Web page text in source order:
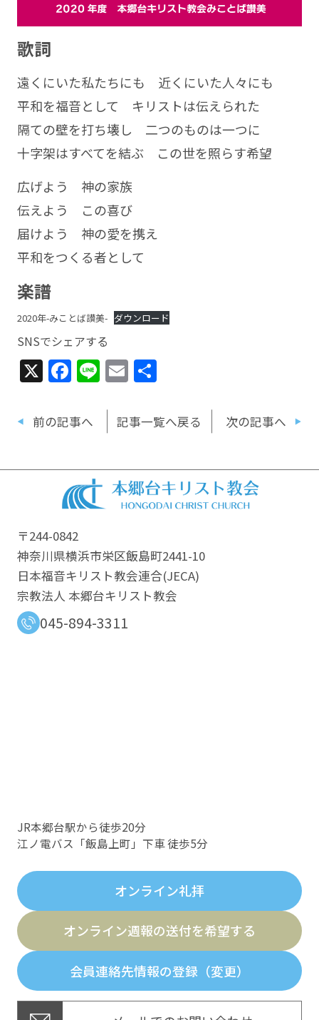
歌詞
遠くにいた私たちにも 近くにいた人々にも
平和を福音として キリストは伝えられた
隔ての壁を打ち壊し 二つのものは一つに
十字架はすべてを結ぶ この世を照らす希望
広げよう 神の家族
伝えよう この喜び
届けよう 神の愛を携え
平和をつくる者として
楽譜
2020年-みことば讃美- ダウンロード
SNSでシェアする
X Facebook
LineEmail
共
前の記事へ 記事一覧へ戻る 次の記事へ
〒244-0842
神奈川県横浜市栄区飯島町2441-10
日本福音キリスト教会連合​(JECA)
宗教法人 本郷台キリスト教会
045-894-3311
JR本郷台駅から徒歩20分
江ノ電バス「飯島上町」下車 徒歩5分
オンライン礼拝
オンライン週報の送付を希望する
会員連絡先情報の登録（変更）